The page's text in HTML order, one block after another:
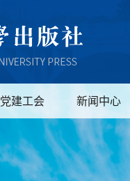
党建工会 新闻中心